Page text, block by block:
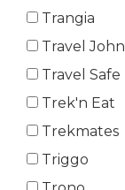
Trangia
Travel John
Travel Safe
Trek'n Eat
Trekmates
Triggo